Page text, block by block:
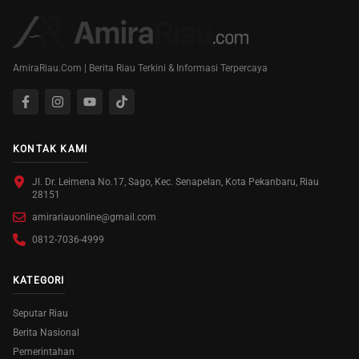
AmiraRiau.Com | Berita Riau Terkini & Informasi Terpercaya
KONTAK KAMI
Jl. Dr. Leimena No.17, Sago, Kec. Senapelan, Kota Pekanbaru, Riau
28151
amirariauonline@gmail.com
0812-7036-4999
KATEGORI
Seputar Riau
Berita Nasional
Pemerintahan